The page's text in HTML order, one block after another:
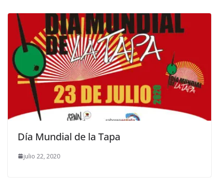
Día Mundial de la Tapa
julio 22, 2020